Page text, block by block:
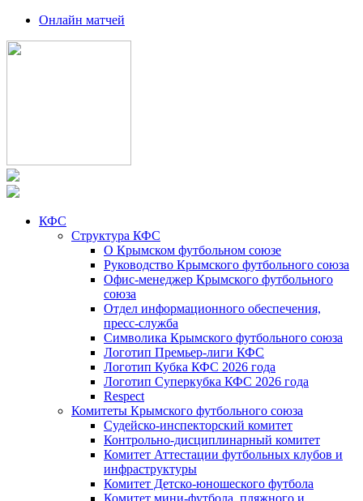
Онлайн матчей
КФС
Структура КФС
О Крымском футбольном союзе
Руководство Крымского футбольного союза
Офис-менеджер Крымского футбольного
союза
Отдел информационного обеспечения,
пресс-служба
Символика Крымского футбольного союза
Логотип Премьер-лиги КФС
Логотип Кубка КФС 2026 года
Логотип Суперкубка КФС 2026 года
Respect
Комитеты Крымского футбольного союза
Судейско-инспекторский комитет
Контрольно-дисциплинарный комитет
Комитет Аттестации футбольных клубов и
инфраструктуры
Комитет Детско-юношеского футбола
Комитет мини-футбола, пляжного и